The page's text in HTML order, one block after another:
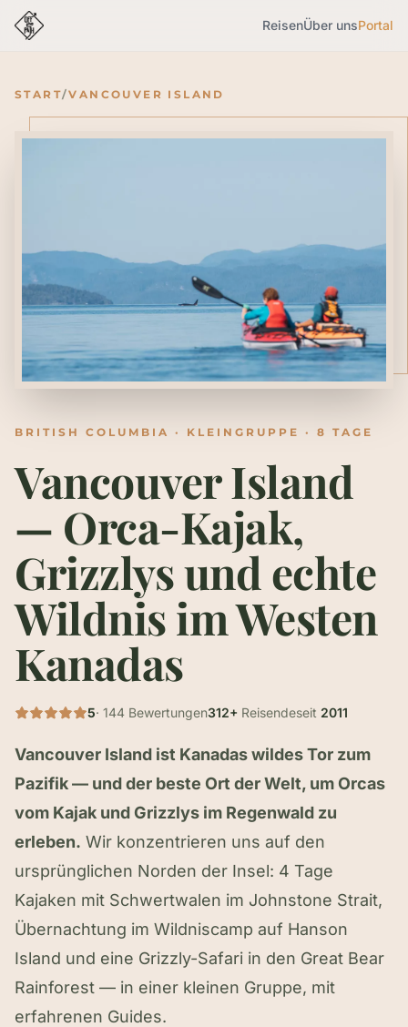
ReisenÜber unsPortal
START/VANCOUVER ISLAND
BRITISH COLUMBIA · KLEINGRUPPE · 8 TAGE
Vancouver Island
— Orca-Kajak,
Grizzlys und echte
Wildnis im Westen
Kanadas
5· 144 Bewertungen312+ Reisendeseit 2011
Vancouver Island ist Kanadas wildes Tor zum
Pazifik — und der beste Ort der Welt, um Orcas
vom Kajak und Grizzlys im Regenwald zu
erleben. Wir konzentrieren uns auf den
ursprünglichen Norden der Insel: 4 Tage
Kajaken mit Schwertwalen im Johnstone Strait,
Übernachtung im Wildniscamp auf Hanson
Island und eine Grizzly-Safari in den Great Bear
Rainforest — in einer kleinen Gruppe, mit
erfahrenen Guides.